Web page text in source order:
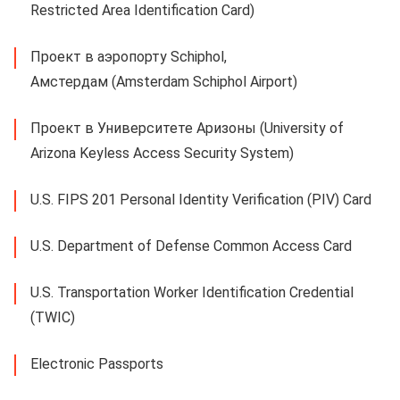
Restricted Area Identification Card)
Проект в аэропорту Schiphol,
Амстердам (Amsterdam Schiphol Airport)
Проект в Университете Аризоны (University of
Arizona Keyless Access Security System)
U.S. FIPS 201 Personal Identity Verification (PIV) Card
U.S. Department of Defense Common Access Card
U.S. Transportation Worker Identification Credential
(TWIC)
Electronic Passports